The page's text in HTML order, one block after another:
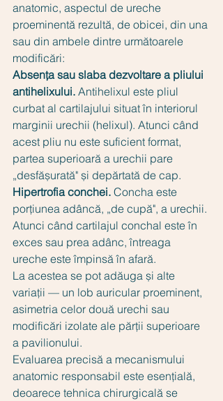
anatomic, aspectul de ureche
proeminentă rezultă, de obicei, din una
sau din ambele dintre următoarele
modificări:
Absența sau slaba dezvoltare a pliului
antihelixului. Antihelixul este pliul
curbat al cartilajului situat în interiorul
marginii urechii (helixul). Atunci când
acest pliu nu este suficient format,
partea superioară a urechii pare
„desfășurată" și depărtată de cap.
Hipertrofia conchei. Concha este
porțiunea adâncă, „de cupă", a urechii.
Atunci când cartilajul conchal este în
exces sau prea adânc, întreaga
ureche este împinsă în afară.
La acestea se pot adăuga și alte
variații — un lob auricular proeminent,
asimetria celor două urechi sau
modificări izolate ale părții superioare
a pavilionului.
Evaluarea precisă a mecanismului
anatomic responsabil este esențială,
deoarece tehnica chirurgicală se